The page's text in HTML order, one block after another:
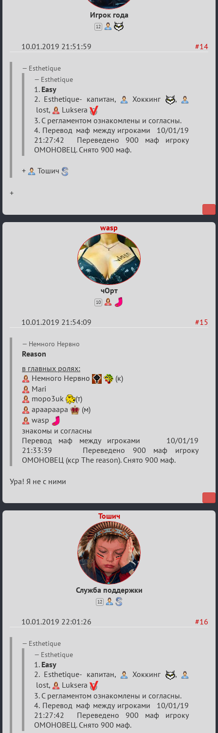
Игрок года
12
#14
10.01.2019 21:51:59
Re:
Кубок
сумеречных
разборок
Esthetique
Esthetique
1. Easy
2. Esthetique- капитан,
Хоккинг
,
lost,
Luksera
3. С регламентом ознакомлены и согласны.
4. Перевод маф между игроками 10/01/19
21:27:42 Переведено 900 маф игроку
ОМОНОВЕЦ. Снято 900 маф.
+ Тошич
+
wasp
чОрт
10
#15
10.01.2019 21:54:09
Re:
VIII
Кубок
сумеречных
разборок
Немного Нервно
Reason
в главных ролях:
Немного Нервно
(к)
Mari
mopo3uk
(т)
apaapaapa
(м)
wasp
знакомы и согласны
Перевод маф между игроками 10/01/19
21:33:39 Переведено 900 маф игроку
ОМОНОВЕЦ (кср The reason). Снято 900 маф.
Ура! Я не с ними
Тошич
Служба поддержки
12
#16
10.01.2019 22:01:26
Re:
Кубок
сумеречных
разборок
Esthetique
Esthetique
1. Easy
2. Esthetique- капитан,
Хоккинг
,
lost,
Luksera
3. С регламентом ознакомлены и согласны.
4. Перевод маф между игроками 10/01/19
21:27:42 Переведено 900 маф игроку
ОМОНОВЕЦ. Снято 900 маф.